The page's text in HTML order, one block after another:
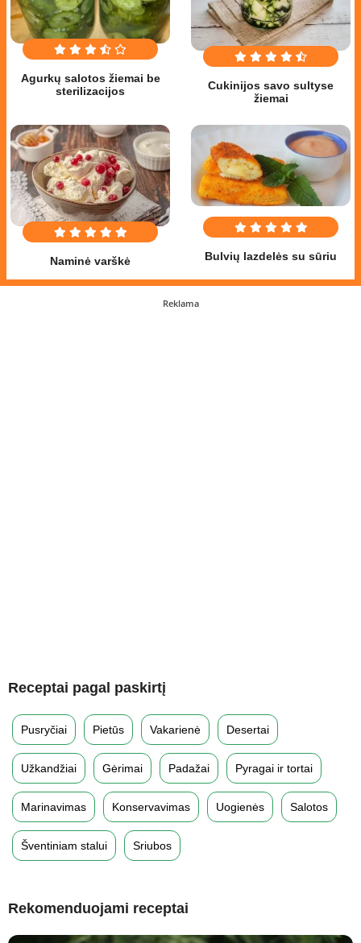
Agurkų salotos žiemai be
sterilizacijos
Cukinijos savo sultyse
žiemai
Naminė varškė Bulvių lazdelės su sūriu
Reklama
Receptai pagal paskirtį
Pusryčiai Pietūs Vakarienė Desertai
Užkandžiai Gėrimai Padažai Pyragai ir tortai
Marinavimas Konservavimas Uogienės Salotos
Šventiniam stalui Sriubos
Rekomenduojami receptai